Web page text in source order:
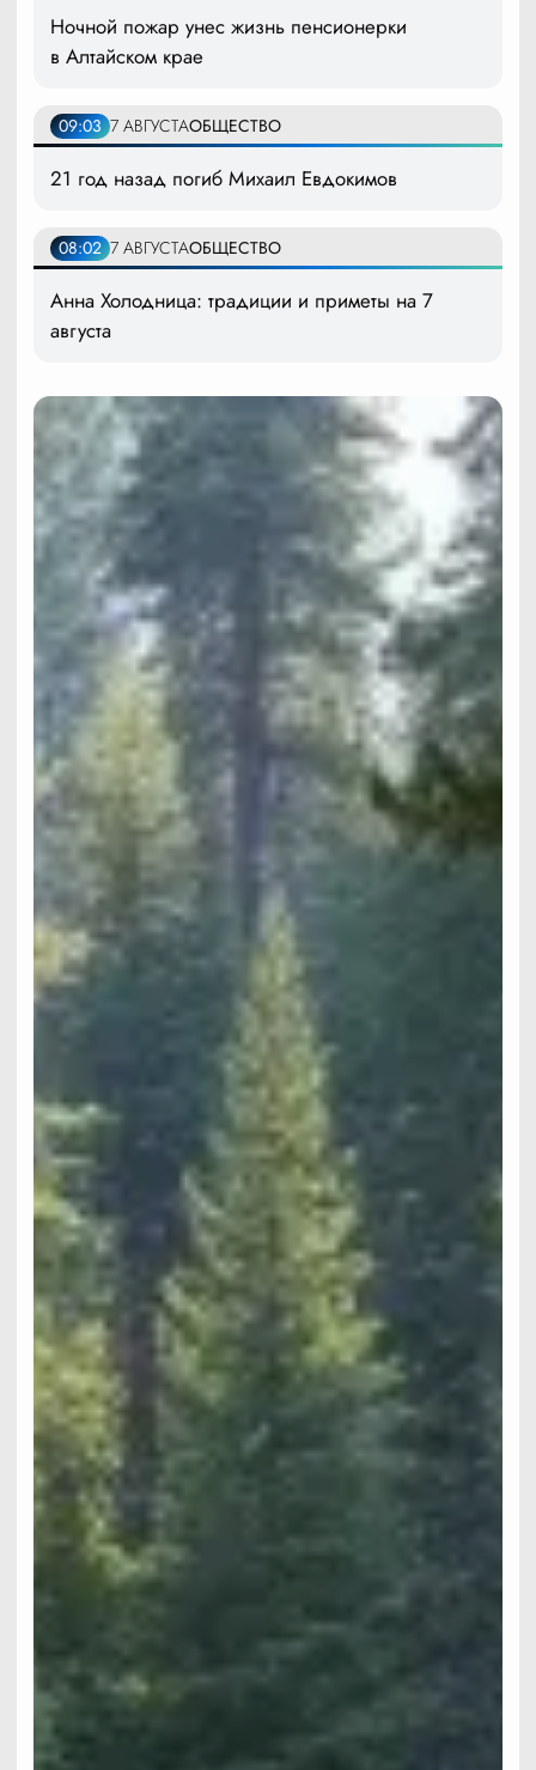
Ночной пожар унес жизнь пенсионерки
в Алтайском крае
09:03 7 АВГУСТАОБЩЕСТВО
21 год назад погиб Михаил Евдокимов
08:02 7 АВГУСТАОБЩЕСТВО
Анна Холодница: традиции и приметы на 7
августа